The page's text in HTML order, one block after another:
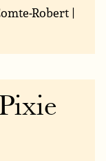
Robert |